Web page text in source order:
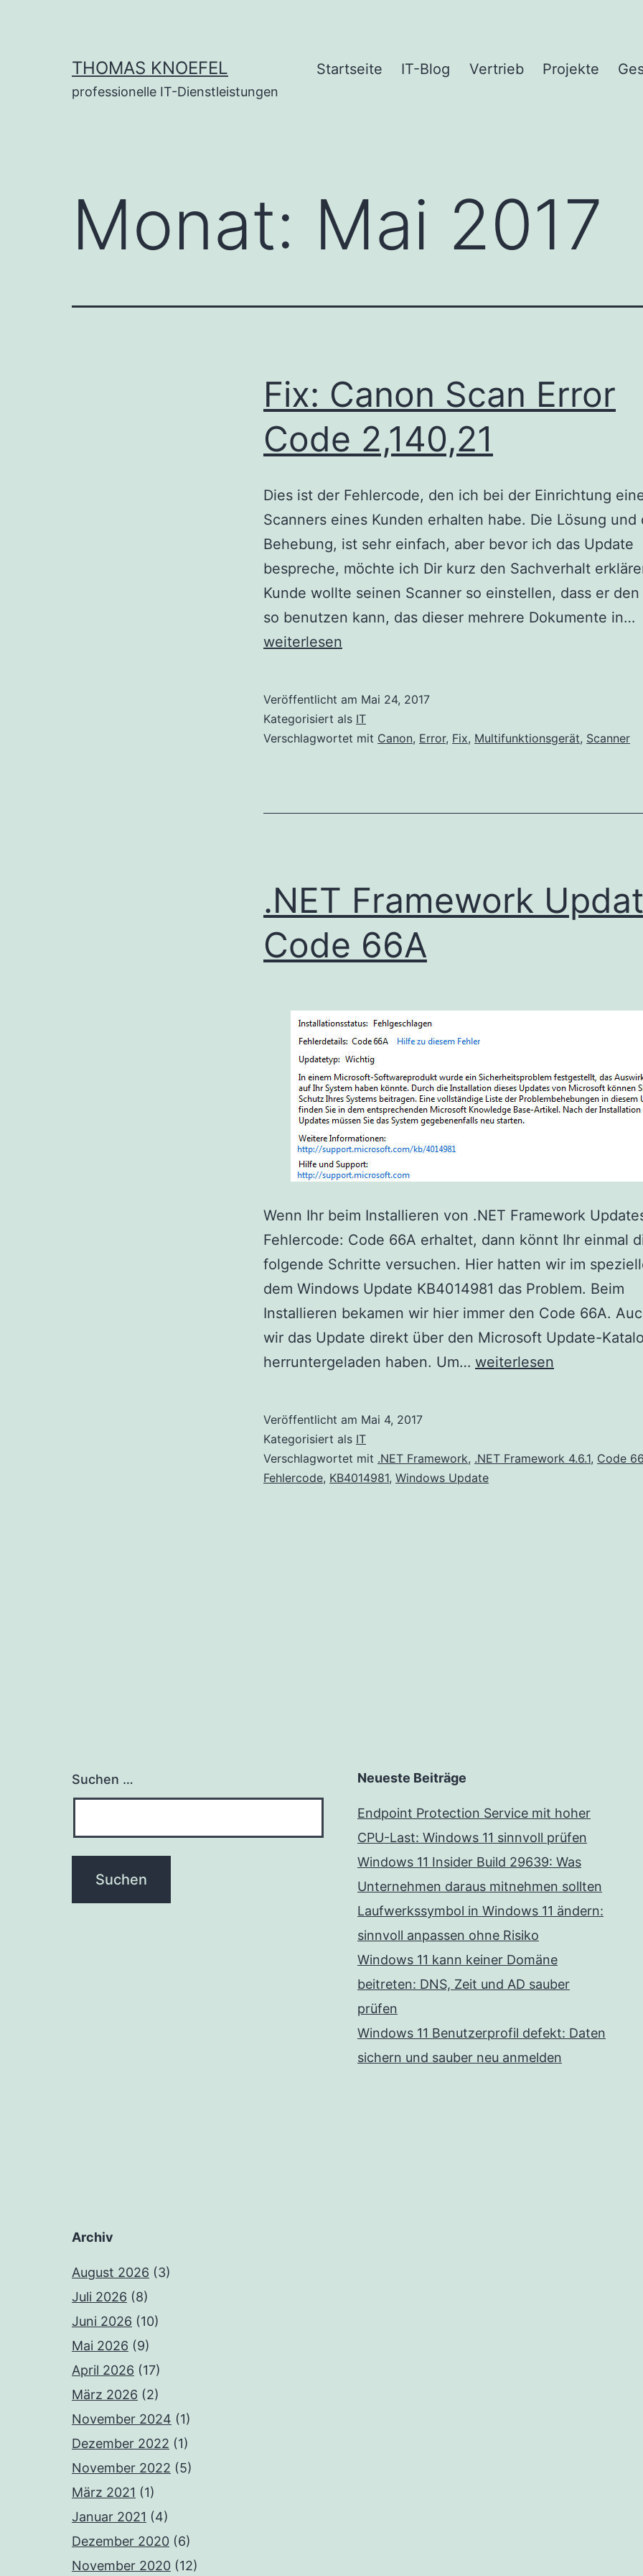
THOMAS KNOEFEL
professionelle IT-Dienstleistungen
Startseite IT-Blog Vertrieb Projekte
Monat: Mai 2017
Fix: Canon Scan Error
Code 2,140,21
Dies ist der Fehlercode, den ich bei der Einrichtung
Scanners eines Kunden erhalten habe. Die Lösung und
Behebung, ist sehr einfach, aber bevor ich das Update
bespreche, möchte ich Dir kurz den Sachverhalt
Kunde wollte seinen Scanner so einstellen, dass er den
so benutzen kann, das dieser mehrere Dokumente in…
weiterlesen
Veröffentlicht am Mai 24, 2017
Kategorisiert als IT
Verschlagwortet mit Canon, Error, Fix, Multifunktionsgerät, Scanner
.NET Framework
Code 66A
Wenn Ihr beim Installieren von .NET Framework
Fehlercode: Code 66A erhaltet, dann könnt Ihr einmal
folgende Schritte versuchen. Hier hatten wir im
dem Windows Update KB4014981 das Problem. Beim
Installieren bekamen wir hier immer den Code 66A.
wir das Update direkt über den Microsoft Update-
herruntergeladen haben. Um… .NET
66A
weiterlesen
Veröffentlicht am Mai 4, 2017
Kategorisiert als IT
Verschlagwortet mit .NET Framework, .NET Framework 4.6.1, Code
Fehlercode, KB4014981, Windows Update
Suchen … Neueste Beiträge
Endpoint Protection Service mit hoher
CPU-Last: Windows 11 sinnvoll prüfen
Windows 11 Insider Build 29639: Was
Unternehmen daraus mitnehmen sollten
Laufwerkssymbol in Windows 11 ändern:
sinnvoll anpassen ohne Risiko
Windows 11 kann keiner Domäne
beitreten: DNS, Zeit und AD sauber
prüfen
Windows 11 Benutzerprofil defekt: Daten
sichern und sauber neu anmelden
Archiv
August 2026 (3)
Juli 2026 (8)
Juni 2026 (10)
Mai 2026 (9)
April 2026 (17)
März 2026 (2)
November 2024 (1)
Dezember 2022 (1)
November 2022 (5)
März 2021 (1)
Januar 2021 (4)
Dezember 2020 (6)
November 2020 (12)